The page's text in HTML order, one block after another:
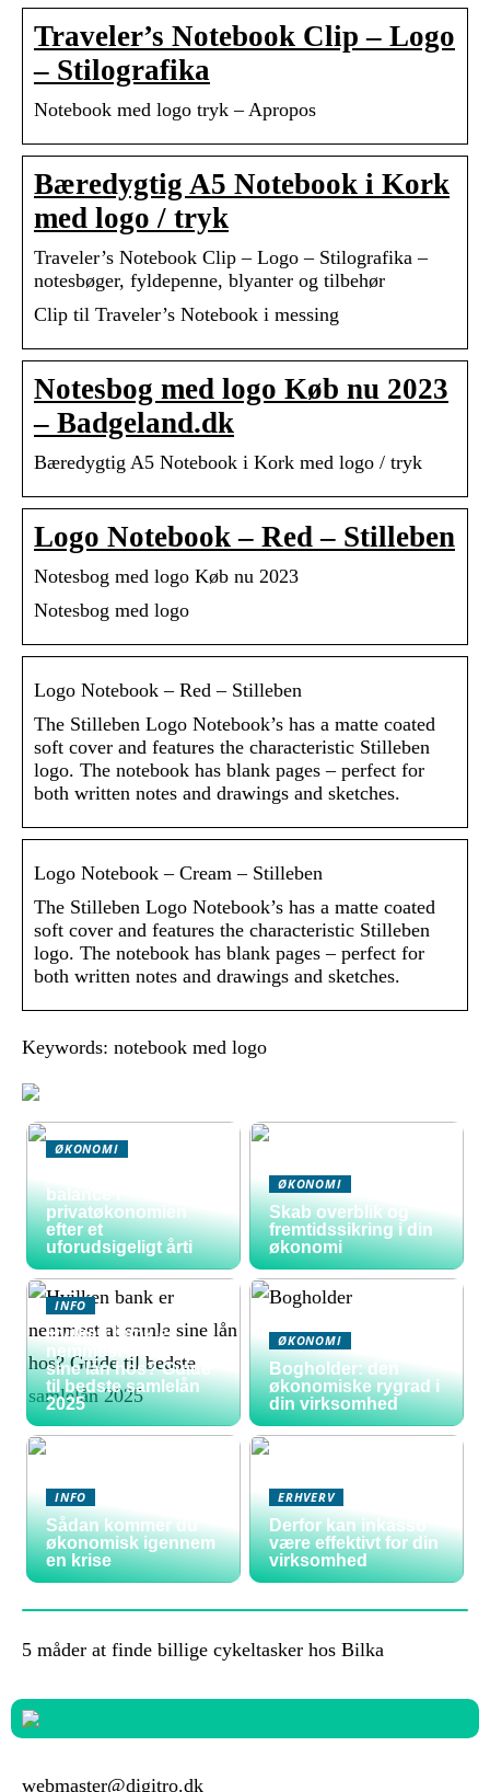
Traveler’s Notebook Clip – Logo
– Stilografika
Notebook med logo tryk – Apropos
Bæredygtig A5 Notebook i Kork
med logo / tryk
Traveler’s Notebook Clip – Logo – Stilografika –
notesbøger, fyldepenne, blyanter og tilbehør
Clip til Traveler’s Notebook i messing
Notesbog med logo Køb nu 2023
– Badgeland.dk
Bæredygtig A5 Notebook i Kork med logo / tryk
Logo Notebook – Red – Stilleben
Notesbog med logo Køb nu 2023
Notesbog med logo
Logo Notebook – Red – Stilleben
The Stilleben Logo Notebook’s has a matte coated
soft cover and features the characteristic Stilleben
logo. The notebook has blank pages – perfect for
both written notes and drawings and sketches.
Logo Notebook – Cream – Stilleben
The Stilleben Logo Notebook’s has a matte coated
soft cover and features the characteristic Stilleben
logo. The notebook has blank pages – perfect for
both written notes and drawings and sketches.
Keywords: notebook med logo
ØKONOMI
balance i
privatøkonomien
efter et
uforudsigeligt årti
ØKONOMI
Skab overblik og
fremtidssikring i din
økonomi
INFO
Hvilken bank er
nemmest at samle
sine lån hos? Guide
til bedste samlelån
2025
ØKONOMI
Bogholder: den
økonomiske rygrad i
din virksomhed
INFO
Sådan kommer du
økonomisk igennem
en krise
ERHVERV
Derfor kan inkasso
være effektivt for din
virksomhed
5 måder at finde billige cykeltasker hos Bilka
webmaster@digitro.dk